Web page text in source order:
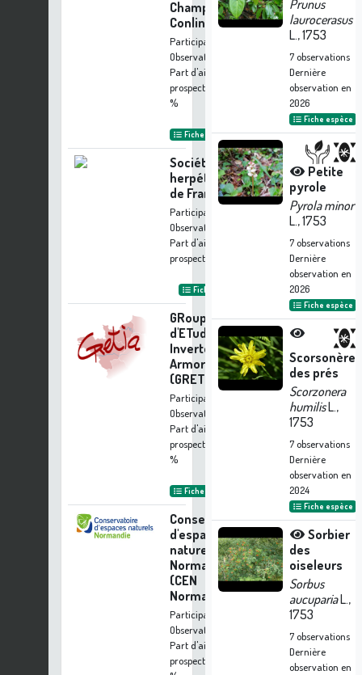
Champagne
Conlinoise
Participation à 1
Observation
Part d'aide à la
prospection :
%
Fiche organisme
Société
herpétologique
de France
Participation à 1
Observation
Part d'aide à la
prospection :
Fiche organisme
GRoupe
d'ETude des
Invertébrés
Armoricains
(GRETIA)
Participation à 1
Observation
Part d'aide à la
prospection :
%
Fiche organisme
Conservatoire
d'espaces
naturels de
Normandie
(CEN
Normandie)
Participation à 1
Observation
Part d'aide à la
prospection :
Prunus
laurocerasus
L., 1753
7observations
Dernière
observation en
2026
Fiche espèce
Petite
pyrole
Pyrola minor
L., 1753
7observations
Dernière
observation en
2026
Fiche espèce
Scorsonère
des prés
Scorzonera
humilisL.,
1753
7observations
Dernière
observation en
2024
Fiche espèce
Sorbier
des
oiseleurs
Sorbus
aucupariaL.,
1753
7observations
Dernière
observation en